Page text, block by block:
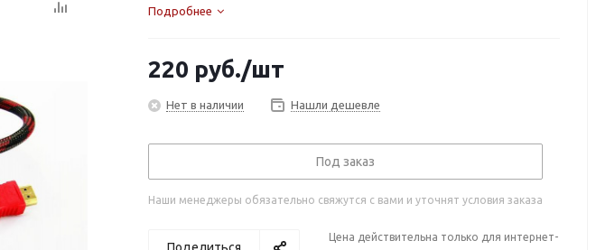
Подробнее
220 руб./шт
Нет в наличии Нашли дешевле
Под заказ
Наши менеджеры обязательно свяжутся с вами и уточнят условия заказа
Цена действительна только для интернет-